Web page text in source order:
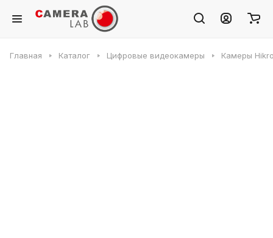
Главная Каталог Цифровые видеокамеры Камеры